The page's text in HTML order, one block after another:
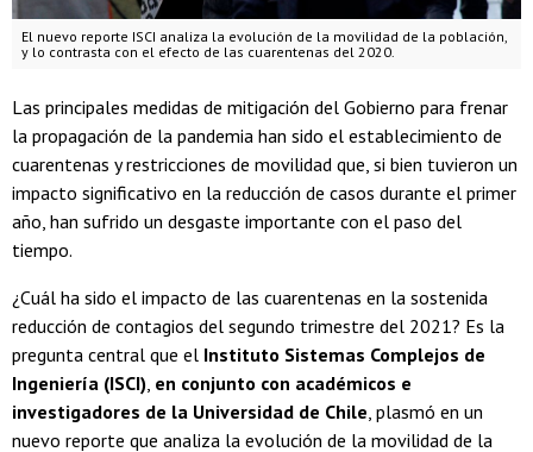
El nuevo reporte ISCI analiza la evolución de la movilidad de la población,
y lo contrasta con el efecto de las cuarentenas del 2020.
Las principales medidas de mitigación del Gobierno para frenar
la propagación de la pandemia han sido el establecimiento de
cuarentenas y restricciones de movilidad que, si bien tuvieron un
impacto significativo en la reducción de casos durante el primer
año, han sufrido un desgaste importante con el paso del
tiempo.
¿Cuál ha sido el impacto de las cuarentenas en la sostenida
reducción de contagios del segundo trimestre del 2021? Es la
pregunta central que el Instituto Sistemas Complejos de
Ingeniería (ISCI) en conjunto con académicos e
investigadores de la Universidad de Chile , plasmó en un
nuevo reporte que analiza la evolución de la movilidad de la